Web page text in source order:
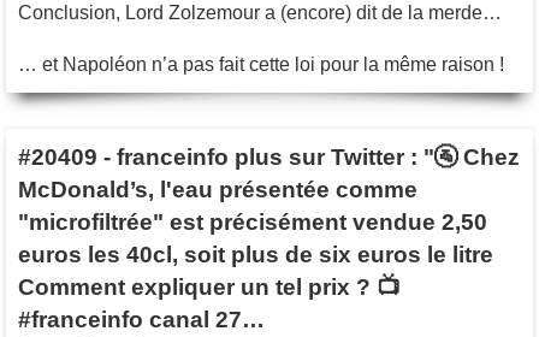
Conclusion, Lord Zolzemour a (encore) dit de la merde…
… et Napoléon n’a pas fait cette loi pour la même raison !
#20409 - franceinfo plus sur Twitter : "🚰 Chez
McDonald’s, l'eau présentée comme
"microfiltrée" est précisément vendue 2,50
euros les 40cl, soit plus de six euros le litre
Comment expliquer un tel prix ? 📺
#franceinfo canal 27…